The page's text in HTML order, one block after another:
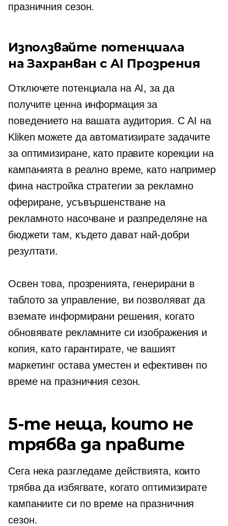
празничния сезон.
Използвайте потенциала
наЗахранван с AI Прозрения
Отключете потенциала на AI, за да
получите ценна информация за
поведението на вашата аудитория. С AI на
Kliken можете да автоматизирате задачите
за оптимизиране, като правите корекции на
кампанията в реално време, като например
фина настройкастратегии за рекламно
офериране, усъвършенстване на
рекламното насочване и разпределяне на
бюджети там, където дават най-добри
резултати.
Освен това, прозренията, генерирани в
таблото за управление, ви позволяват да
вземате информирани решения, когато
обновявате рекламните си изображения и
копия, като гарантирате, че вашият
маркетинг остава уместен и ефективен по
време на празничния сезон.
5-те неща, които не
трябва да правите
Сега нека разгледаме действията, които
трябва да избягвате, когато оптимизирате
кампаниите си по време на празничния
сезон.